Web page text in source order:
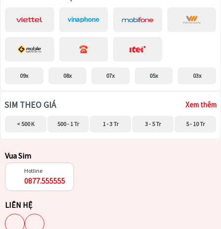
09x 08x 07x 05x 03x
SIM THEO GIÁ Xem thêm
< 500 K 500 - 1 Tr 1 - 3 Tr 3 - 5 Tr 5 - 10 Tr
Vua Sim
Hotline
0877.555555
LIÊN HỆ